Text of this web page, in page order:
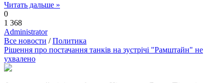
Читать дальше »
0
1 368
Administrator
Все новости /Политика
Рішення про постачання танків на зустрічі "Рамштайн" не
ухвалено